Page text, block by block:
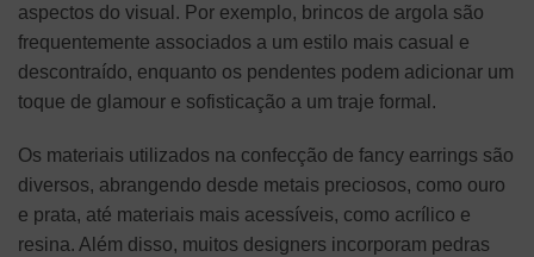
aspectos do visual. Por exemplo, brincos de argola são
frequentemente associados a um estilo mais casual e
descontraído, enquanto os pendentes podem adicionar um
toque de glamour e sofisticação a um traje formal.
Os materiais utilizados na confecção de fancy earrings são
diversos, abrangendo desde metais preciosos, como ouro
e prata, até materiais mais acessíveis, como acrílico e
resina. Além disso, muitos designers incorporam pedras